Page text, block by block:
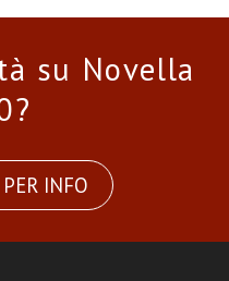
su Novella
INFO